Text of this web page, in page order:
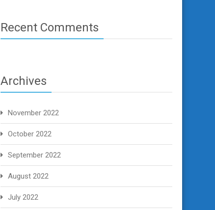
Recent Comments
Archives
November 2022
October 2022
September 2022
August 2022
July 2022